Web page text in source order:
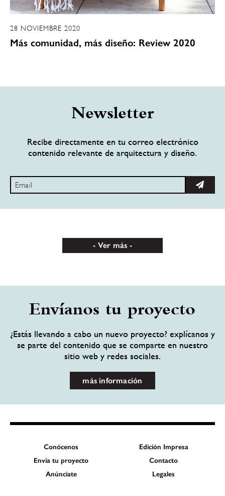
28 NOVIEMBRE 2020
Más comunidad, más diseño: Review 2020
Newsletter
Recibe directamente en tu correo electrónico
contenido relevante de arquitectura y diseño.
Ver más
Envíanos tu proyecto
¿Estás llevando a cabo un nuevo proyecto? explícanos y
se parte del contenido que se comparte en nuestro
sitio web y redes sociales.
más información
Conócenos
Edición Impresa
Envía tu proyecto
Contacto
Anúnciate
Legales